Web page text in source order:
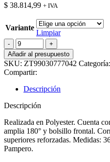
$ 38.814,99 + IVA
Variante
Limpiar
Mochila
Rosario
cantidad
Añadir al presupuesto
SKU: ZT99030777042 Categoría:
Compartir:
Descripción
Descripción
Realizada en Polyester. Cuenta
amplia 180° y bolsillo frontal.
superiores reforzadas. Medidas:
Pampero.